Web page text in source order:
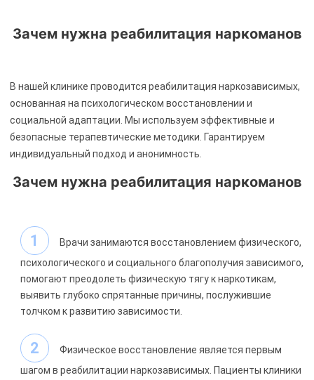
Зачем нужна реабилитация наркоманов
В нашей клинике проводится реабилитация наркозависимых,
основанная на психологическом восстановлении и
социальной адаптации. Мы используем эффективные и
безопасные терапевтические методики. Гарантируем
индивидуальный подход и анонимность.
Зачем нужна реабилитация наркоманов
Врачи занимаются восстановлением физического,
психологического и социального благополучия зависимого,
помогают преодолеть физическую тягу к наркотикам,
выявить глубоко спрятанные причины, послужившие
толчком к развитию зависимости.
Физическое восстановление является первым
шагом в реабилитации наркозависимых. Пациенты клиники